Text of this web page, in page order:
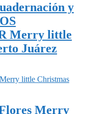
y
Merry little
Juárez
Merry